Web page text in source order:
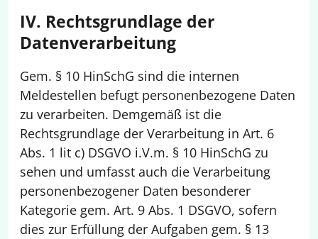
IV. Rechtsgrundlage der
Datenverarbeitung
Gem. § 10 HinSchG sind die internen
Meldestellen befugt personenbezogene Daten
zu verarbeiten. Demgemäß ist die
Rechtsgrundlage der Verarbeitung in Art. 6
Abs. 1 lit c) DSGVO i.V.m. § 10 HinSchG zu
sehen und umfasst auch die Verarbeitung
personenbezogener Daten besonderer
Kategorie gem. Art. 9 Abs. 1 DSGVO, sofern
dies zur Erfüllung der Aufgaben gem. § 13